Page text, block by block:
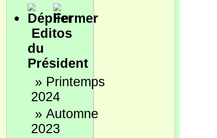
Editos
du
Président
» Printemps
2024
» Automne
2023